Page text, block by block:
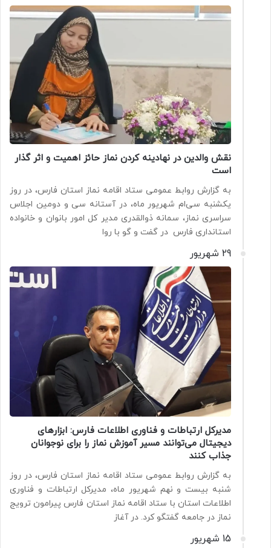
نقش والدین در نهادینه کردن نماز حائز اهمیت و اثر گذار
است
به گزارش روابط عمومی ستاد اقامه نماز استان فارس، در روز
یکشنبه سی‌ام شهریور ماه، در آستانه سی و دومین اجلاس
سراسری نماز، سمانه ذوالقدری مدیر کل امور بانوان و خانواده
استانداری فارس در گفت و گو با روا
29 شهریور
مدیرکل ارتباطات و فناوری اطلاعات فارس: ابزارهای
دیجیتال می‌توانند مسیر آموزش نماز را برای نوجوانان
جذاب کنند
به گزارش روابط عمومی ستاد اقامه نماز استان فارس، در روز
شنبه بیست و نهم شهریور ماه، مدیرکل ارتباطات و فناوری
اطلاعات استان با ستاد اقامه نماز استان فارس پیرامون ترویج
نماز در جامعه گفتگو کرد. در آغاز
15 شهریور